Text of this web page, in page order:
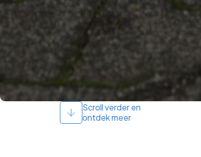
Scroll verder en
ontdek meer